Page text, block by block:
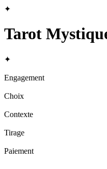
✦
Tarot
✦
Engagement
Choix
Contexte
Tirage
Paiement